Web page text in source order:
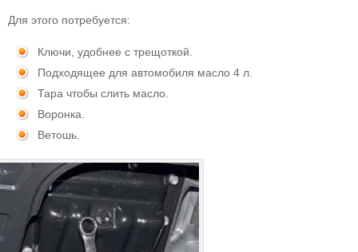
Для этого потребуется:
Ключи, удобнее с трещоткой.
Подходящее для автомобиля масло 4 л.
Тара чтобы слить масло.
Воронка.
Ветошь.